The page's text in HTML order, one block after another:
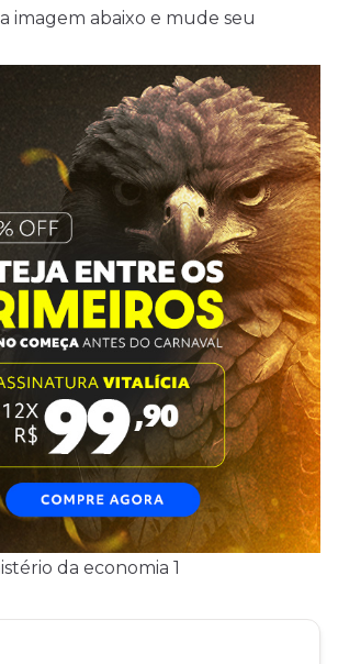
imagem abaixo e mude seu